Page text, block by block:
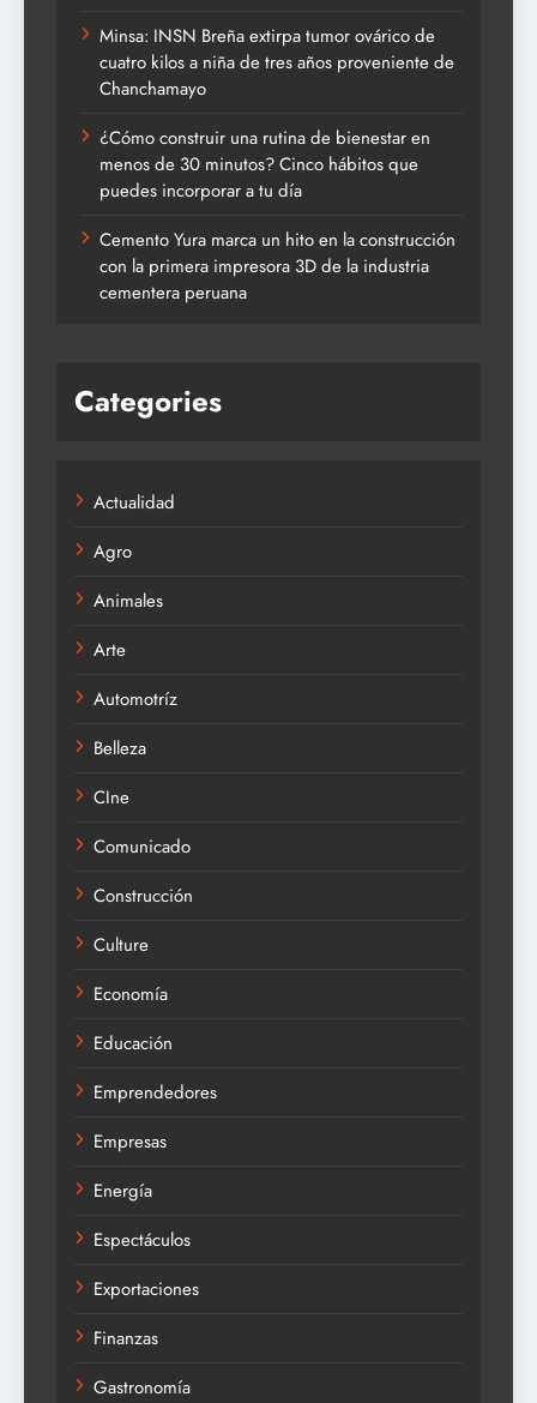
Minsa: INSN Breña extirpa tumor ovárico de
cuatro kilos a niña de tres años proveniente de
Chanchamayo
¿Cómo construir una rutina de bienestar en
menos de 30 minutos? Cinco hábitos que
puedes incorporar a tu día
Cemento Yura marca un hito en la construcción
con la primera impresora 3D de la industria
cementera peruana
Categories
Actualidad
Agro
Animales
Arte
Automotríz
Belleza
CIne
Comunicado
Construcción
Culture
Economía
Educación
Emprendedores
Empresas
Energía
Espectáculos
Exportaciones
Finanzas
Gastronomía